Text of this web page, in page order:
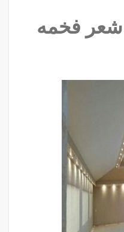
شعر فخمه